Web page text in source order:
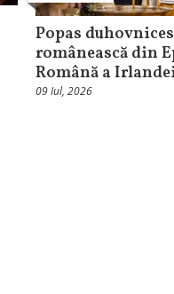
Popas
românească din
Română a
09 Iul, 2026